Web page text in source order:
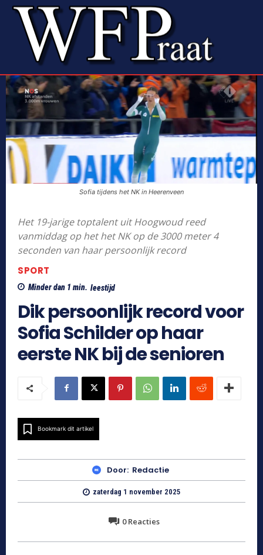
Sofia tijdens het NK in Heerenveen
Het 19-jarige toptalent uit Hoogwoud reed
vanmiddag op het het NK op de 3000 meter 4
seconden van haar persoonlijk record
SPORT
Minder dan 1 min. leestijd
Dik persoonlijk record voor
Sofia Schilder op haar
eerste NK bij de senioren
Bookmark dit artikel
Door: Redactie
zaterdag 1 november 2025
0Reacties